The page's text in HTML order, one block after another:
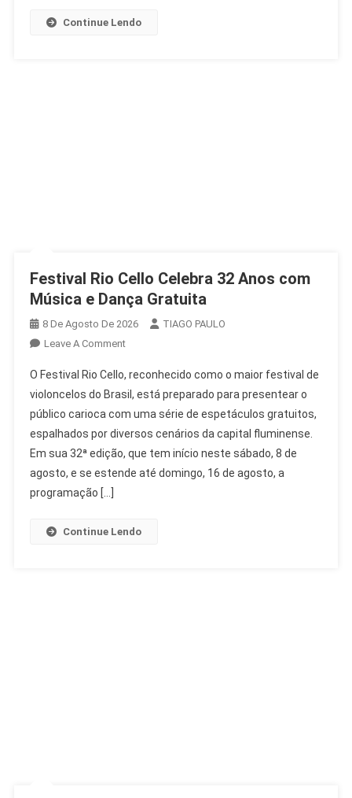
Continue Lendo
Festival Rio Cello Celebra 32 Anos com
Música e Dança Gratuita
8 De Agosto De 2026
TIAGO PAULO
Leave A CommentOn
Rio
Cello
Celebra
32
Anos
Com
O Festival Rio Cello, reconhecido como o maior festival de
violoncelos do Brasil, está preparado para presentear o
público carioca com uma série de espetáculos gratuitos,
espalhados por diversos cenários da capital fluminense.
Em sua 32ª edição, que tem início neste sábado, 8 de
agosto, e se estende até domingo, 16 de agosto, a
programação […]
Continue Lendo